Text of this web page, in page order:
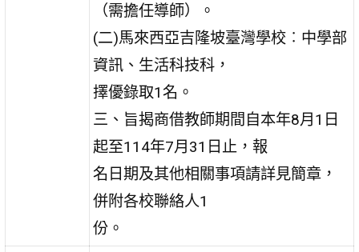
（需擔任導師）。
(二)馬來西亞吉隆坡臺灣學校︰中學部
資訊、生活科技科，
擇優錄取1名。
三、旨揭商借教師期間自本年8月1日
起至114年7月31日止，報
名日期及其他相關事項請詳見簡章，
併附各校聯絡人1
份。